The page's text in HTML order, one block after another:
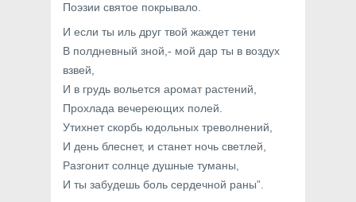
Поэзии святое покрывало.
И если ты иль друг твой жаждет тени
В полдневный зной,- мой дар ты в воздух
взвей,
И в грудь вольется аромат растений,
Прохлада вечереющих полей.
Утихнет скорбь юдольных треволнений,
И день блеснет, и станет ночь светлей,
Разгонит солнце душные туманы,
И ты забудешь боль сердечной раны”.